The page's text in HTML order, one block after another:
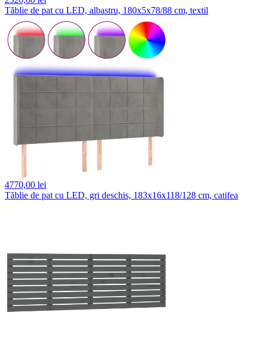
Tăblie de pat cu LED, albastru, 180x5x78/88 cm, textil
4770,00 lei
Tăblie de pat cu LED, gri deschis, 183x16x118/128 cm, catifea